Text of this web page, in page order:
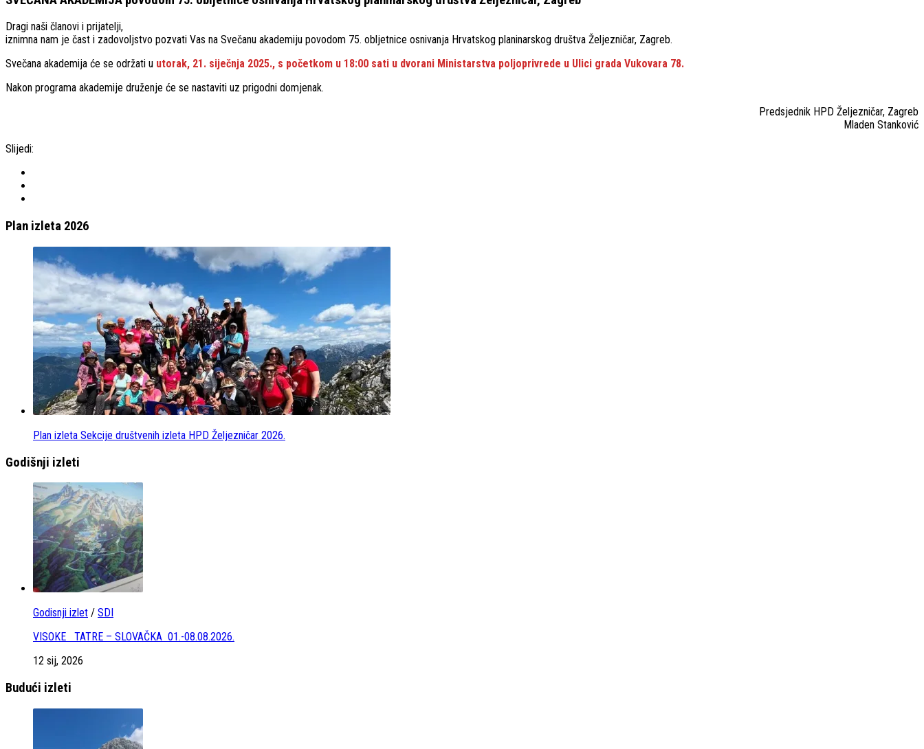
Dragi naši članovi i prijatelji,
iznimna nam je čast i zadovoljstvo pozvati Vas na Svečanu akademiju povodom 75. obljetnice osnivanja Hrvatskog planinarskog društva Željezničar, Zagreb.
Svečana akademija će se održati u utorak, 21. siječnja 2025., s početkom u 18:00 sati u dvorani Ministarstva poljoprivrede u Ulici grada Vukovara 78.
Nakon programa akademije druženje će se nastaviti uz prigodni domjenak.
Predsjednik HPD Željezničar, Zagreb
Mladen Stanković
Slijedi:
Plan izleta 2026
Plan izleta Sekcije društvenih izleta HPD Željezničar 2026.
Godišnji izleti
Godisnji izlet / SDI
VISOKE TATRE – SLOVAČKA 01.-08.08.2026.
12 sij, 2026
Budući izleti